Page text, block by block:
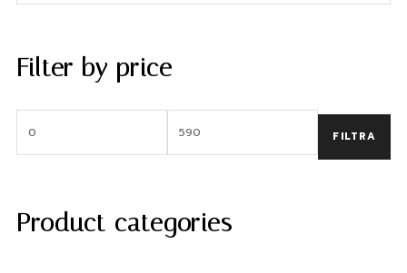
Filter by price
FILTRA
Product categories